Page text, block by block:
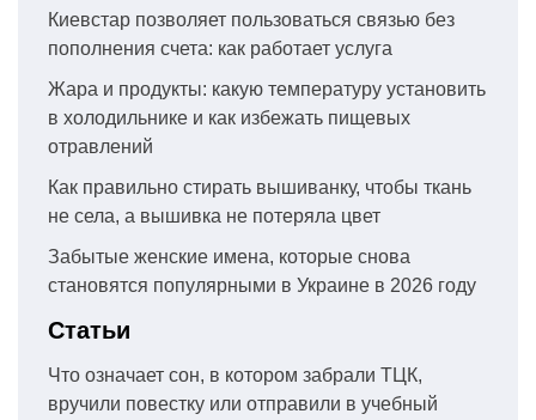
Киевстар позволяет пользоваться связью без
пополнения счета: как работает услуга
Жара и продукты: какую температуру установить
в холодильнике и как избежать пищевых
отравлений
Как правильно стирать вышиванку, чтобы ткань
не села, а вышивка не потеряла цвет
Забытые женские имена, которые снова
становятся популярными в Украине в 2026 году
Статьи
Что означает сон, в котором забрали ТЦК,
вручили повестку или отправили в учебный